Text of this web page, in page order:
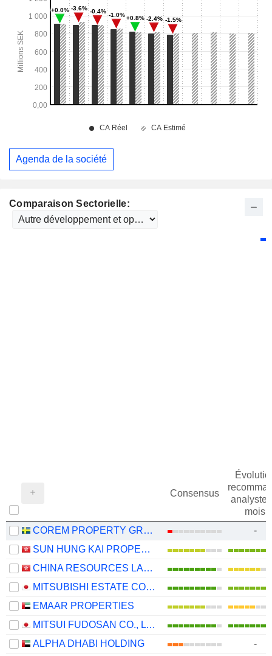
Comparaison Sectorielle:
Consensus
mois
COREM PROPERTY GROUP AB
-
SUN HUNG KAI PROPERTIES LIMITED
CHINA RESOURCES LAND LIMITED
MITSUBISHI ESTATE CO., LTD.
EMAAR PROPERTIES
MITSUI FUDOSAN CO., LTD.
ALPHA DHABI HOLDING
-
Agenda de la société